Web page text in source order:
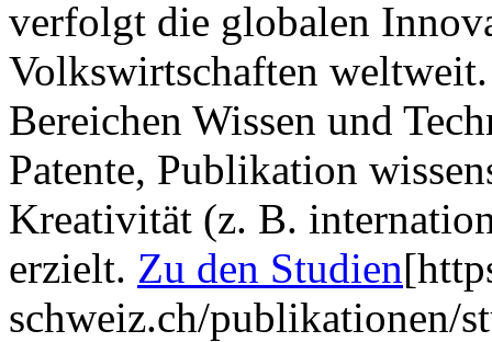
verfolgt die globalen
Volkswirtschaften
Bereichen Wissen und
Patente, Publikation
Kreativität (z. B.
erzielt. Zu den Studien
schweiz.ch/publikationen/